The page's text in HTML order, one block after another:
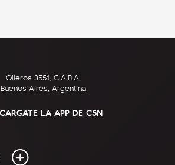
Olleros 3551, C.A.B.A.
Buenos Aires, Argentina
LA APP DE C5N